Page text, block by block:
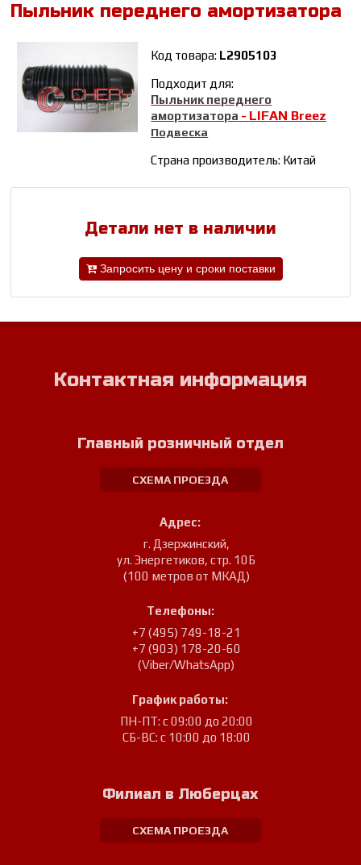
Пыльник переднего амортизатора
Код товара: L2905103
Подходит для:
Пыльник переднего
амортизатора - LIFAN Breez
Подвеска
Страна производитель: Китай
Детали нет в наличии
Запросить цену и сроки поставки
Контактная информация
Главный розничный отдел
СХЕМА ПРОЕЗДА
Адрес:
г. Дзержинский,
ул. Энергетиков, стр. 10Б
(100 метров от МКАД)
Телефоны:
+7 (495) 749-18-21
+7 (903) 178-20-60
(Viber/WhatsApp)
График работы:
ПН-ПТ: с 09:00 до 20:00
СБ-ВС: с 10:00 до 18:00
Филиал в Люберцах
СХЕМА ПРОЕЗДА